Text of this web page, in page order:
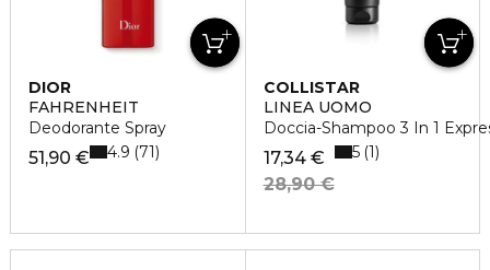
DIOR
FAHRENHEIT
Deodorante Spray
51,90 € 4.9 71
COLLISTAR
LINEA UOMO
Doccia-Shampoo 3 In 1
17,34 €
28,90 €
5 1